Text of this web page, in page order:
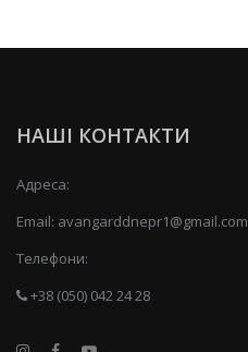
НАШІ КОНТАКТИ
Адреса:
Email: avangarddnepr1@gmail.com
Телефони:
+38 (050) 042 24 28